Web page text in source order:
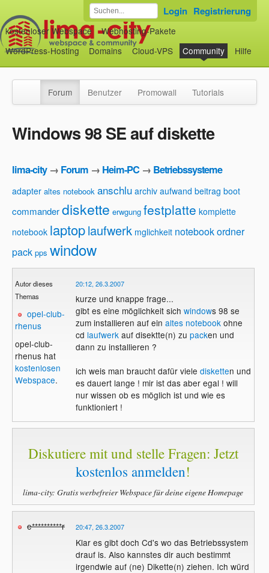
kostenloser Webspace
Webhosting-Pakete
WordPress-Hosting
Domains Cloud-VPS Community Hilfe
Login Registrierung
Forum Benutzer Promowall Tutorials
Windows 98 SE auf diskette
lima-city→ Forum → Heim-PC → Betriebssysteme
adapter altes notebook anschlu archiv aufwand beitrag boot
commanderdiskette erwgung festplatte komplette
notebook laptoplaufwerk mglichkeit notebookordner
pack pps window
Autor dieses
Themas
opel-club-
rhenus
opel-club-
rhenus hat
kostenlosen
Webspace.
20:12, 26.3.2007
kurze und knappe frage...
gibt es eine möglichkeit sich windows 98 se
zum installieren auf ein altes notebook ohne
cd laufwerk auf disektte(n) zu packen und
dann zu installieren ?
ich weis man braucht dafür viele disketten und
es dauert lange ! mir ist das aber egal ! will
nur wissen ob es möglich ist und wie es
funktioniert !
Diskutiere mit und stelle Fragen: Jetzt
kostenlos anmelden!
lima-city: Gratis werbefreier Webspace für deine eigene Homepage
e**********r 20:47, 26.3.2007
Klar es gibt doch Cd's wo das Betriebssystem
drauf is. Also kannstes dir auch bestimmt
irgendwie auf (ne) Dikette(n) ziehen. Ich würd